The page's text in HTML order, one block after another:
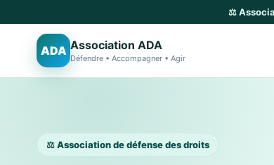
⚖️
ADA Association ADA
Défendre • Accompagner • Agir
⚖️ Association de défense des droits